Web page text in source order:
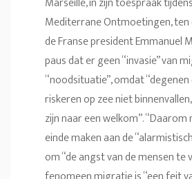
Mediterrane Ontmoetingen,
de Franse president Emmanuel
paus dat er geen “invasie” van
“noodsituatie”, omdat “degenen
riskeren op zee niet
zijn naar een welkom”.
einde maken aan de
om “de angst van de mensen te